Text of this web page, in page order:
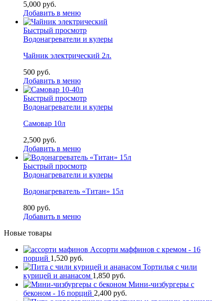
5,000 руб.
Добавить в меню
Быстрый просмотр
Водонагреватели и кулеры
Чайник электрический 2л.
500 руб.
Добавить в меню
Быстрый просмотр
Водонагреватели и кулеры
Самовар 10л
2,500 руб.
Добавить в меню
Быстрый просмотр
Водонагреватели и кулеры
Водонагреватель «Титан» 15л
800 руб.
Добавить в меню
Новые товары
Ассорти маффинов с кремом - 16
порций 1,520 руб.
Тортилья с чили
курицей и ананасом 1,850 руб.
Мини-чизбургеры с
беконом - 16 порций 2,400 руб.